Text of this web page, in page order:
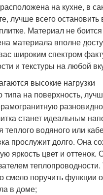
на кухне, в
лучше всего
Материал не
материала вполне
широким спектром
и текстуры на любой
высокие нагрузки
типа на поверхность,
станет идеальным
теплого водяного или
прослужит долго. Она
яркость цвет и оттенок.
теплопроводности.
смело поручить функции
в доме;